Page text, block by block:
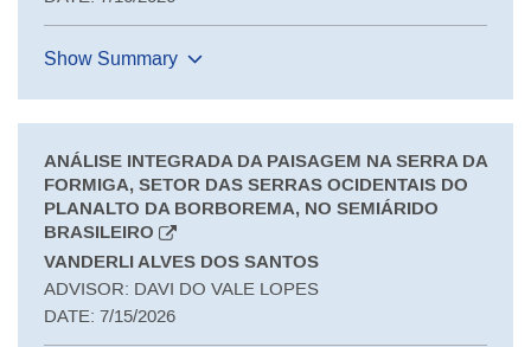
Show Summary
ANÁLISE INTEGRADA DA PAISAGEM NA SERRA DA
FORMIGA, SETOR DAS SERRAS OCIDENTAIS DO
PLANALTO DA BORBOREMA, NO SEMIÁRIDO
BRASILEIRO
VANDERLI ALVES DOS SANTOS
ADVISOR: DAVI DO VALE LOPES
DATE: 7/15/2026